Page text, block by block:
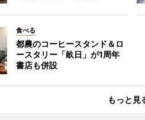
食べる
都農のコーヒースタンド＆ロ
ースタリー「畝日」が1周年
書店も併設
もっと見